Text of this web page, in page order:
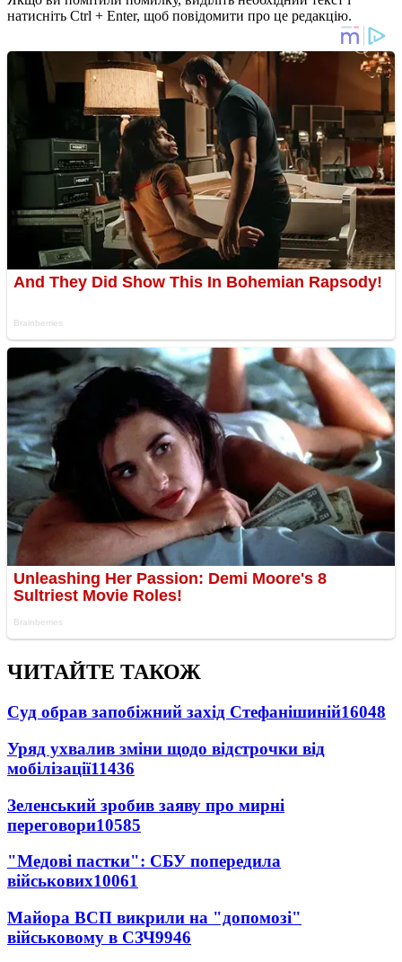
натисніть Ctrl + Enter, щоб повідомити про це редакцію.
ЧИТАЙТЕ ТАКОЖ
Суд обрав запобіжний захід Стефанішиній16048
Уряд ухвалив зміни щодо відстрочки від
мобілізації11436
Зеленський зробив заяву про мирні
переговори10585
"Медові пастки": СБУ попередила
військових10061
Майора ВСП викрили на "допомозі"
військовому в СЗЧ9946